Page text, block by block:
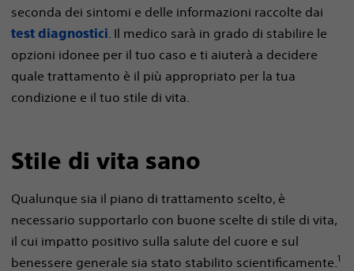
seconda dei sintomi e delle informazioni raccolte dai
test diagnostici. Il medico sarà in grado di stabilire le
opzioni idonee per il tuo caso e ti aiuterà a decidere
quale trattamento è il più appropriato per la tua
condizione e il tuo stile di vita.
Stile di vita sano
Qualunque sia il piano di trattamento scelto, è
necessario supportarlo con buone scelte di stile di vita,
il cui impatto positivo sulla salute del cuore e sul
benessere generale sia stato stabilito scientificamente.1